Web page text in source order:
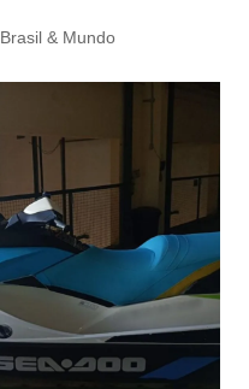
Brasil & Mundo